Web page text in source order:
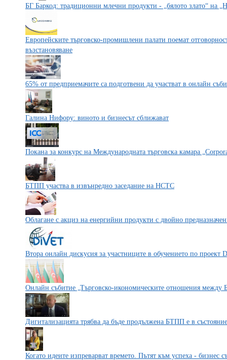
БГ Баркод: традиционни млечни продукти - „бялото злато“ на
Европейските търговско-промишлени палати поемат
възстановяване
65% от предприемачите са подготвени да участват в онлайн
Галина Нифору: виното и бизнесът сближават
Покана за конкурс на Международната търговска камара
БТПП участва в извънредно заседание на НСТС
Облагане с акциз на енергийни продукти с двойно
Втора онлайн дискусия за участниците в обучението по проект
Онлайн събитие „Търговско-икономическите отношения между
Дигитализацията трябва да бъде продължена БТПП е в
Когато идеите изпреварват времето. Пътят към успеха - бизнес